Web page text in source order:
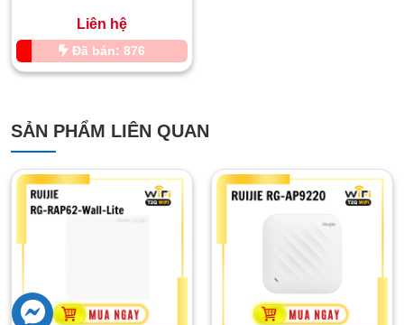
Liên hệ
Đã bán: 876
SẢN PHẨM LIÊN QUAN